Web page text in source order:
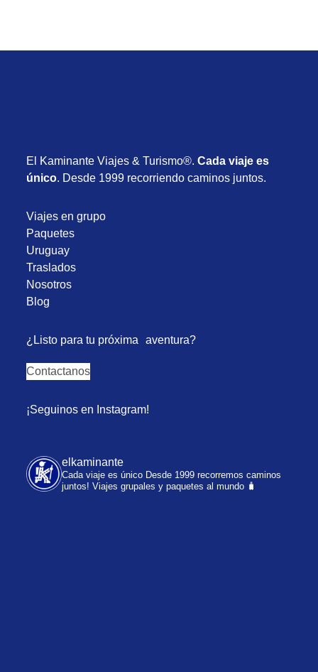
El Kaminante Viajes & Turismo®.Cada viaje es
único. Desde 1999 recorriendo caminos juntos.
Viajes en grupo
Paquetes
Uruguay
Traslados
Nosotros
Blog
¿Listo para tu próxima aventura?
Contactanos
¡Seguinos en Instagram!
elkaminante
Cada viaje es único Desde 1999 recorremos caminos
juntos! Viajes grupales y paquetes al mundo 🧳